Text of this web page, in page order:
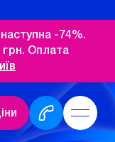
-74%.
грн. Оплата